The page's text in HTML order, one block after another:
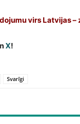
virs Latvijas –
X!
Svarīgi